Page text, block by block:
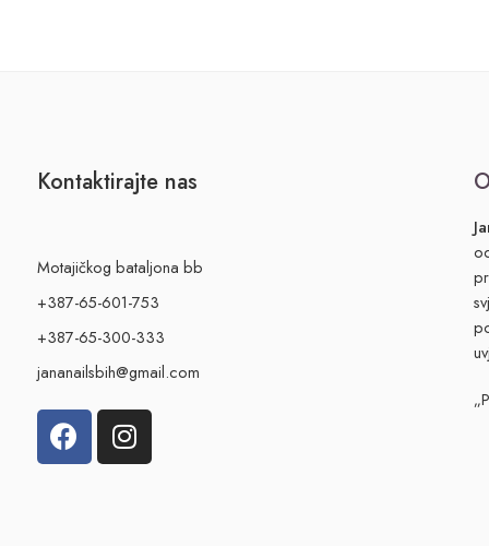
Kontaktirajte nas
Motajičkog bataljona bb
+387-65-601-753
+387-65-300-333
jananailsbih@gmail.com